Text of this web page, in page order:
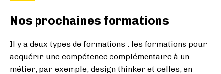
Nos prochaines formations
Il y a deux types de formations : les formations pour
acquérir une compétence complémentaire à un
métier, par exemple, design thinker et celles, en